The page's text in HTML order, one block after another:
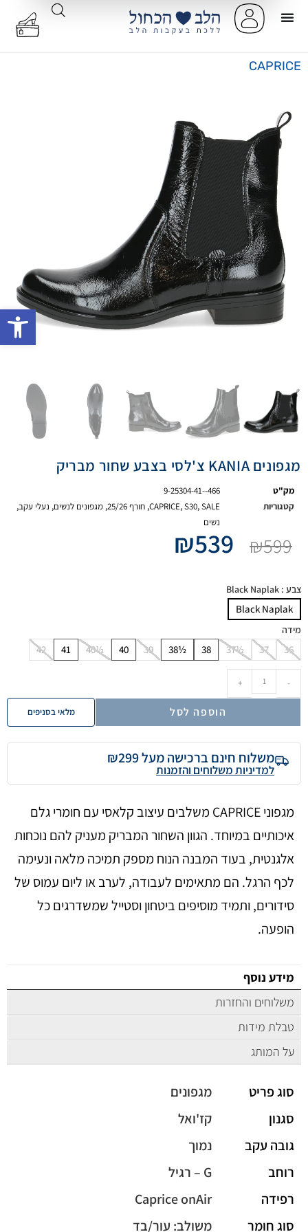
CAPRICE
מגפונים KANIA צ'לסי בצבע שחור מבריק
מק"ט
9-25304-41--466
קטגוריות
CAPRICE,S30,SALE
, חורף 25/26 , מגפונים לנשים, נעלי עקב,
נשים
₪599
₪539
צבע : Black Naplak
Black Naplak
מידה
36
37
37½
38
38½
39
40
40½
41
42
-
+
הוספה לסל מלאי בסניפים
משלוח חינם ברכישה מעל ₪299
למדיניות משלוחים והזמנות
מגפוני CAPRICE משלבים עיצוב קלאסי עם חומרי גלם
איכותיים במיוחד. הגוון השחור המבריק מעניק להם נוכחות
אלגנטית, בעוד המבנה הנוח מספק תמיכה מלאה ונעימה
לכף הרגל. הם מתאימים לעבודה, לערב או ליום עמוס של
סידורים, ותמיד מוסיפים ביטחון וסטייל שמשדרגים כל
הופעה.
מידע נוסף
משלוחים והחזרות
טבלת מידות
על המותג
סוג פריט
מגפונים
סגנון
קז'ואל
גובה עקב
נמוך
רוחב
G – רגיל
רפידה
Caprice onAir
סוג חומר
משולב: עור/בד